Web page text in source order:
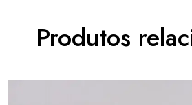
Produtos